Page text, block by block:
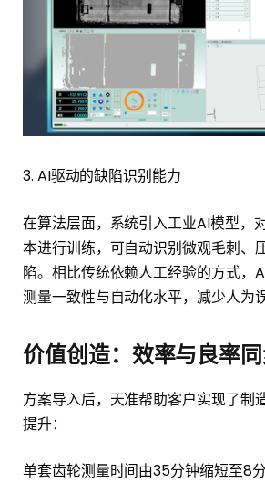
3. AI驱动的缺陷识别能力
在算法层面，系统引入工业AI模型，
本进行训练，可自动识别微观毛刺、
陷。相比传统依赖人工经验的方式，
测量一致性与自动化水平，减少人为
价值创造： 效率与良率
方案导入后，天准帮助客户实现了制
提升：
单套齿轮测量时间由35分钟缩短至8分